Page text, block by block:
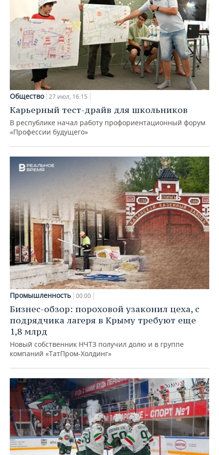
Общество 27 июл, 16:15
Карьерный тест-драйв для школьников
В республике начал работу профориентационный форум
«Профессии будущего»
Промышленность 00:00
Бизнес-обзор: пороховой узаконил цеха, с
подрядчика лагеря в Крыму требуют еще
1,8 млрд
Новый собственник НЧТЗ получил долю и в группе
компаний «ТатПром-Холдинг»